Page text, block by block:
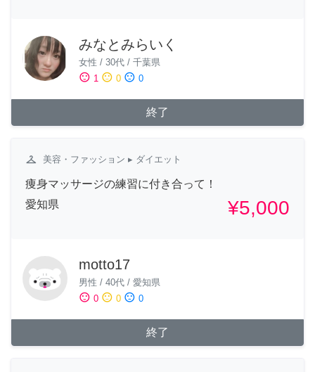
みなとみらいく
女性 / 30代 / 千葉県
sentiment_satisfied 1 sentiment_neutral 0 sentiment_dissatisfied 0
終了
checkroom 美容・ファッション ▸ ダイエット
痩身マッサージの練習に付き合って！
愛知県
¥5,000
motto17
男性 / 40代 / 愛知県
sentiment_satisfied 0 sentiment_neutral 0 sentiment_dissatisfied 0
終了